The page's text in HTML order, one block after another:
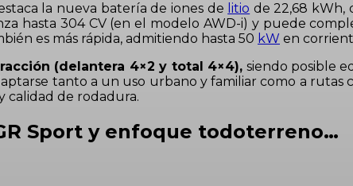
la nueva batería de iones de litio de 22,68 kWh,
hasta 304 CV (en el modelo AWD-i) y puede
es más rápida, admitiendo hasta 50 kW en
(delantera 4×2 y total 4×4), siendo posible
tanto a un uso urbano y familiar como a
calidad de rodadura.
Sport y enfoque todoterreno…